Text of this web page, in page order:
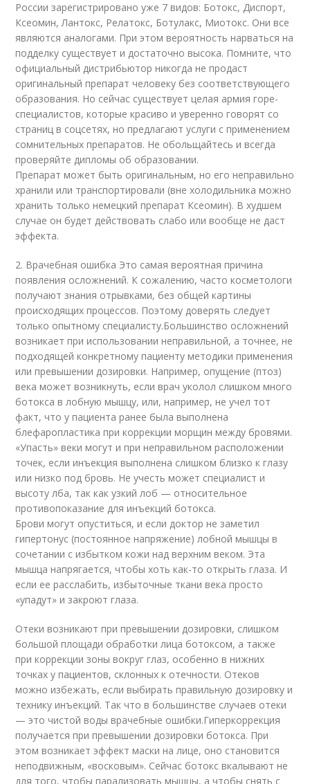
России зарегистрировано уже 7 видов: Ботокс, Диспорт,
Ксеомин, Лантокс, Релатокс, Ботулакс, Миотокс. Они все
являются аналогами. При этом вероятность нарваться на
подделку существует и достаточно высока. Помните, что
официальный дистрибьютор никогда не продаст
оригинальный препарат человеку без соответствующего
образования. Но сейчас существует целая армия горе-
специалистов, которые красиво и уверенно говорят со
страниц в соцсетях, но предлагают услуги с применением
сомнительных препаратов. Не обольщайтесь и всегда
проверяйте дипломы об образовании.
Препарат может быть оригинальным, но его неправильно
хранили или транспортировали (вне холодильника можно
хранить только немецкий препарат Ксеомин). В худшем
случае он будет действовать слабо или вообще не даст
эффекта.
2. Врачебная ошибка Это самая вероятная причина
появления осложнений. К сожалению, часто косметологи
получают знания отрывками, без общей картины
происходящих процессов. Поэтому доверять следует
только опытному специалисту.Большинство осложнений
возникает при использовании неправильной, а точнее, не
подходящей конкретному пациенту методики применения
или превышении дозировки. Например, опущение (птоз)
века может возникнуть, если врач уколол слишком много
ботокса в лобную мышцу, или, например, не учел тот
факт, что у пациента ранее была выполнена
блефаропластика при коррекции морщин между бровями.
«Упасть» веки могут и при неправильном расположении
точек, если инъекция выполнена слишком близко к глазу
или низко под бровь. Не учесть может специалист и
высоту лба, так как узкий лоб — относительное
противопоказание для инъекций ботокса.
Брови могут опуститься, и если доктор не заметил
гипертонус (постоянное напряжение) лобной мышцы в
сочетании с избытком кожи над верхним веком. Эта
мышца напрягается, чтобы хоть как-то открыть глаза. И
если ее расслабить, избыточные ткани века просто
«упадут» и закроют глаза.
Отеки возникают при превышении дозировки, слишком
большой площади обработки лица ботоксом, а также
при коррекции зоны вокруг глаз, особенно в нижних
точках у пациентов, склонных к отечности. Отеков
можно избежать, если выбирать правильную дозировку и
технику инъекций. Так что в большинстве случаев отеки
— это чистой воды врачебные ошибки.Гиперкоррекция
получается при превышении дозировки ботокса. При
этом возникает эффект маски на лице, оно становится
неподвижным, «восковым». Сейчас ботокс вкалывают не
для того, чтобы парализовать мышцы, а чтобы снять с